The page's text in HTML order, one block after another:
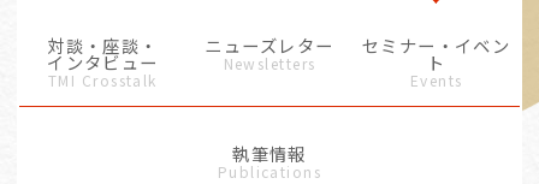
対談・座談・
インタビュー
TMI Crosstalk
ニューズレター
Newsletters
セミナー・イベン
ト
Events
執筆情報
Publications